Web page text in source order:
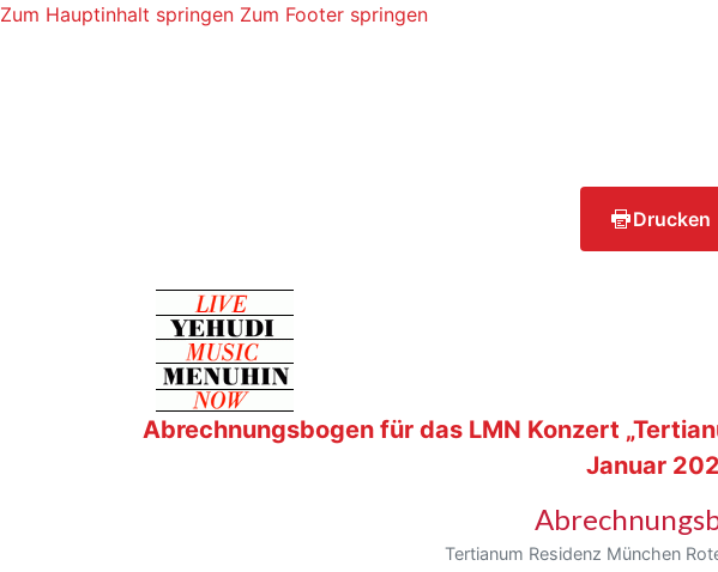
Zum Hauptinhalt springen Zum Footer springen
Drucken
Abrechnungsbogen für das LMN Konzert
Januar
Tertianum Residenz München